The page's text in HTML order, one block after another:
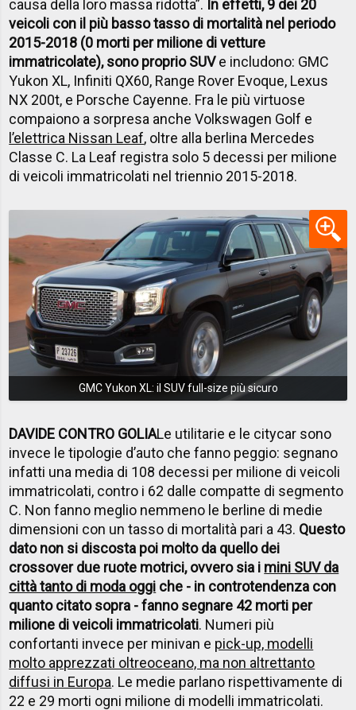
causa della loro massa ridotta”. In effetti, 9 dei 20
veicoli con il più basso tasso di mortalità nel periodo
2015-2018 (0 morti per milione di vetture
immatricolate), sono proprio SUVe includono: GMC
Yukon XL, Infiniti QX60, Range Rover Evoque, Lexus
NX 200t, e Porsche Cayenne. Fra le più virtuose
compaiono a sorpresa anche Volkswagen Golf e
l’elettrica Nissan Leaf, oltre alla berlina Mercedes
Classe C. La Leaf registra solo 5 decessi per milione
di veicoli immatricolati nel triennio 2015-2018.
GMC Yukon XL: il SUV full-size più sicuro
DAVIDE CONTRO GOLIALe utilitarie e le citycar sono
invece le tipologie d’auto che fanno peggio: segnano
infatti una media di 108 decessi per milione di veicoli
immatricolati, contro i 62 dalle compatte di segmento
C. Non fanno meglio nemmeno le berline di medie
dimensioni con un tasso di mortalità pari a 43. Questo
dato non si discosta poi molto da quello dei
crossover due ruote motrici, ovvero sia i mini SUV da
città tanto di moda oggi che - in controtendenza con
quanto citato sopra - fanno segnare 42 morti per
milione di veicoli immatricolati. Numeri più
confortanti invece per minivan e pick-up, modelli
molto apprezzati oltreoceano, ma non altrettanto
diffusi in Europa. Le medie parlano rispettivamente di
22 e 29 morti ogni milione di modelli immatricolati.